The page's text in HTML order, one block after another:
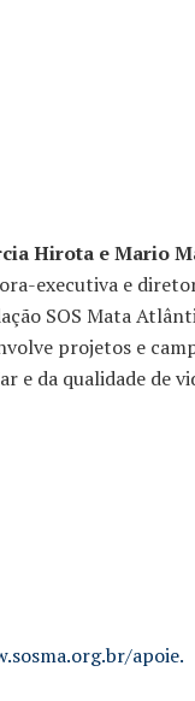
Hirota e Mario
executiva e
SOS Mata
projetos e
e da qualidade de
apoie.